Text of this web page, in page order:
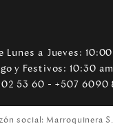
a Jueves:
y Festivos: 10:30
53 60 - +507 6090
social: Marroquinera